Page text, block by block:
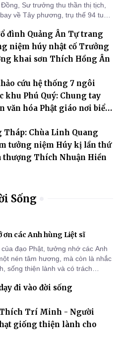
Sư trưởng thu thần thị tịch,
về Tây phương, trụ thế 94 tuổi
đình Quảng Ân Tự trang
niệm húy nhật cố Trưởng
khai sơn Thích Hồng Ân
cứu hệ thống 7 ngôi
khu Phú Quý: Chung tay
văn hóa Phật giáo nơi biển
Tháp: Chùa Linh Quang
tưởng niệm Húy kị lần thứ
thượng Thích Nhuận Hiền
Sống
ơn các Anh hùng Liệt sĩ
đạo Phật, tưởng nhớ các Anh
nén tâm hương, mà còn là nhắc
sống thiện lành và có trách
đi vào đời sống
Trí Minh - Người
giống thiện lành cho